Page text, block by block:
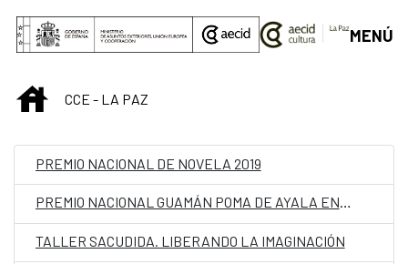
Saltar al contenido principal
MENÚ
INICIOCCE - LA PAZ
PREMIO NACIONAL DE NOVELA 2019
PREMIO NACIONAL GUAMÁN POMA DE AYALA EN LENGUA ORIGINARIA
TALLER SACUDIDA. LIBERANDO LA IMAGINACIÓN